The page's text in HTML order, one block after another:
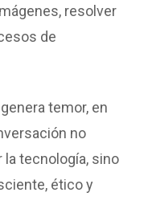
resolver
de
temor, en
no
tecnología, sino
ético y